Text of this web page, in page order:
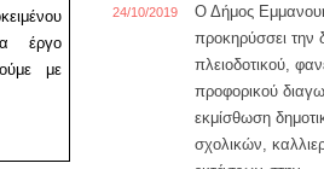
έργο
με
24/10/2019
Ο Δήμος
προκηρύσσει την
πλειοδοτικού,
προφορικού
εκμίσθωση
σχολικών,